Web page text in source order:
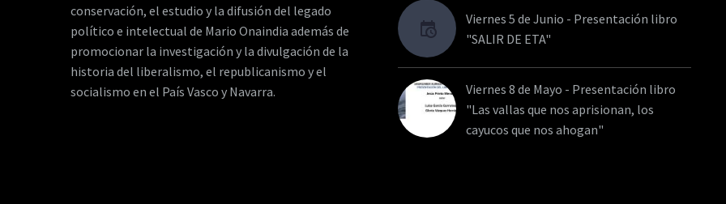
conservación, el estudio y la difusión del legado
político e intelectual de Mario Onaindia además de
promocionar la investigación y la divulgación de la
historia del liberalismo, el republicanismo y el
socialismo en el País Vasco y Navarra.
Viernes 5 de Junio - Presentación libro
"SALIR DE ETA"
Viernes 8 de Mayo - Presentación libro
"Las vallas que nos aprisionan, los
cayucos que nos ahogan"